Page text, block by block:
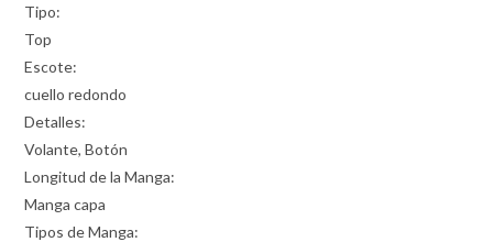
Tipo:
Top
Escote:
cuello redondo
Detalles:
Volante, Botón
Longitud de la Manga:
Manga capa
Tipos de Manga: